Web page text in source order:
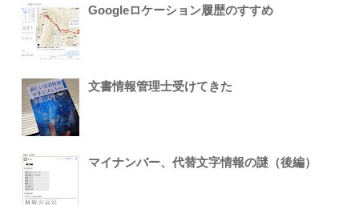
Googleロケーション履歴のすすめ
文書情報管理士受けてきた
マイナンバー、代替文字情報の謎（後編）